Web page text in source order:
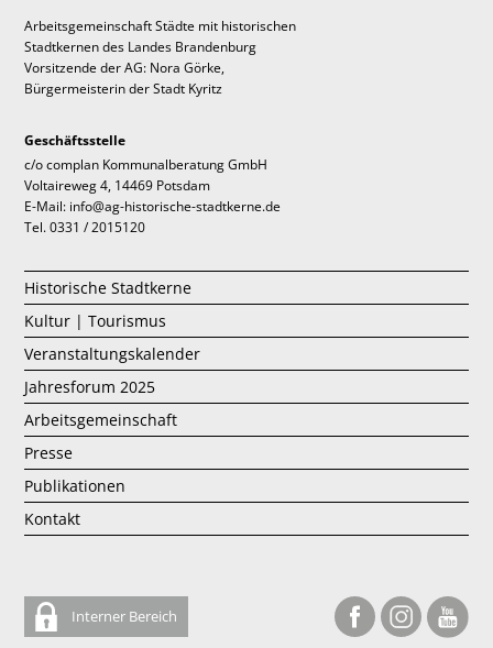
Arbeitsgemeinschaft Städte mit historischen
Stadtkernen des Landes Brandenburg
Vorsitzende der AG: Nora Görke,
Bürgermeisterin der Stadt Kyritz
Geschäftsstelle
c/o complan Kommunalberatung GmbH
Voltaireweg 4, 14469 Potsdam
E-Mail: info@ag-historische-stadtkerne.de
Tel. 0331 / 2015120
Historische Stadtkerne
Kultur | Tourismus
Veranstaltungskalender
Jahresforum 2025
Arbeitsgemeinschaft
Presse
Publikationen
Kontakt
Interner Bereich